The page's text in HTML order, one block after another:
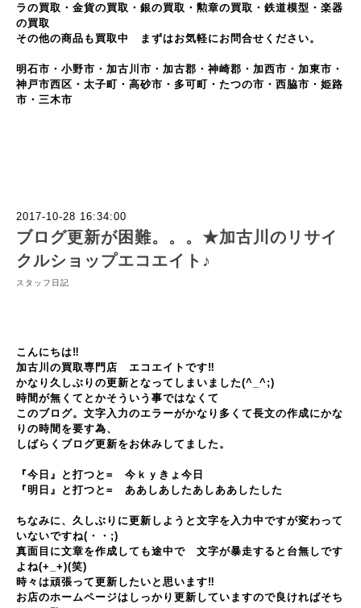
ラの買取・金貨の買取・銀の買取・勲章の買取・鉄道模型・楽器
の買取
その他の商品も買取中 まずはお気軽にお問合せください。
明石市・小野市・加古川市・加古郡・神崎郡・加西市・加東市・
神戸市西区・太子町・高砂市・多可町・たつの市・西脇市・姫路
市・三木市
2017-10-28 16:34:00
ブログ更新が困難。。。★加古川のリサイ
クルショップエコエイト♪
スタッフ日記
こんにちは‼
加古川の買取専門店 エコエイトです‼
かなり久しぶりの更新となってしまいました(^_^;)
時間が無くてとかそういう事ではなくて
このブログ。文字入力のエラーがかなり多くて長文の作成にかな
りの時間を要す為、
しばらくブログ更新をお休みしてました。
『今日』と打つと= 今​ｋｙきょ今日
『明日』と打つと= ああしあしたあしああしたした
ちなみに、久しぶりに更新しようと文字を入力中ですが変わって
いないですね(・・;)
真面目に文章を作成しても途中で 文字が暴走すると台無しです
よね(+_+)(笑)
時々は頑張って更新したいと思います‼
お店のホームページはしっかり更新していますので良ければそち